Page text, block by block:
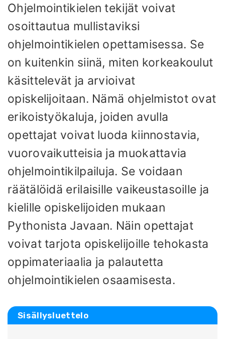
Ohjelmointikielen tekijät voivat
osoittautua mullistaviksi
ohjelmointikielen opettamisessa. Se
on kuitenkin siinä, miten korkeakoulut
käsittelevät ja arvioivat
opiskelijoitaan. Nämä ohjelmistot ovat
erikoistyökaluja, joiden avulla
opettajat voivat luoda kiinnostavia,
vuorovaikutteisia ja muokattavia
ohjelmointikilpailuja. Se voidaan
räätälöidä erilaisille vaikeustasoille ja
kielille opiskelijoiden mukaan
Pythonista Javaan. Näin opettajat
voivat tarjota opiskelijoille tehokasta
oppimateriaalia ja palautetta
ohjelmointikielen osaamisesta.
Sisällysluettelo